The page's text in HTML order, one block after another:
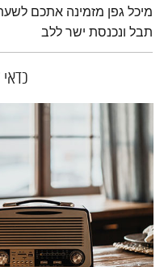
תמצית הפודקאסט
מיכל גפן מזמינה אתכם
תבל ונכנסת ישר ללב